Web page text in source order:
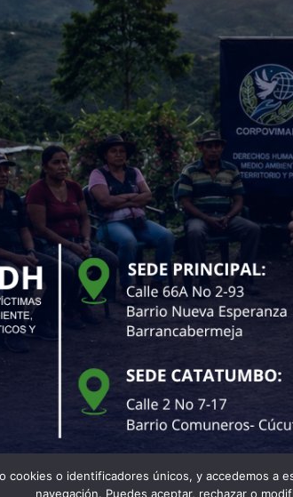
cookies o identificadores únicos, y accedemos
navegación. Puedes aceptar, rechazar o